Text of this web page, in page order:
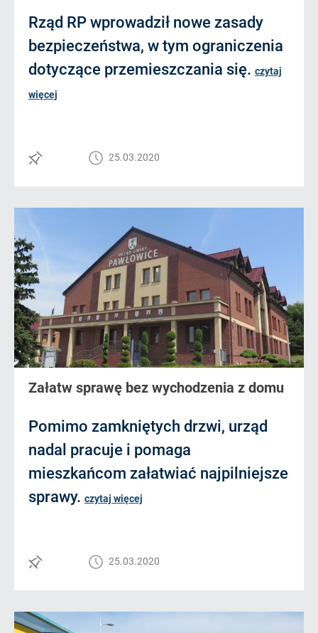
Rząd RP wprowadził nowe zasady
bezpieczeństwa, w tym ograniczenia
dotyczące przemieszczania się. czytaj
więcej
25.03.2020
Załatw sprawę bez wychodzenia z domu
Pomimo zamkniętych drzwi, urząd
nadal pracuje i pomaga
mieszkańcom załatwiać najpilniejsze
sprawy. czytaj więcej
25.03.2020